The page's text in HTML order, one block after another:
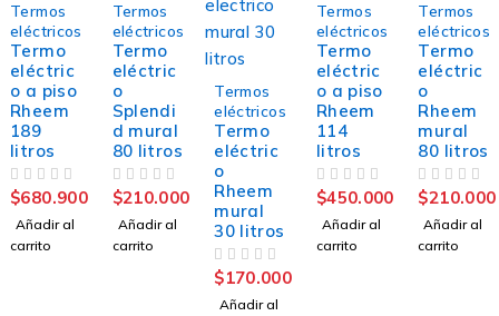
Termos
eléctricos
Termo
eléctric
o a piso
Rheem
189
litros
$680.900
Añadir al
carrito
Termos
eléctricos
Termo
eléctric
o
Splendi
d mural
80 litros
$210.000
Añadir al
carrito
Termos
eléctricos
Termo
eléctric
o
Rheem
mural
30 litros
$170.000
Añadir al
Termos
eléctricos
Termo
eléctric
o a piso
Rheem
114
litros
$450.000
Añadir al
carrito
Termos
eléctricos
Termo
eléctric
o
Rheem
mural
80 litros
$210.000
Añadir al
carrito